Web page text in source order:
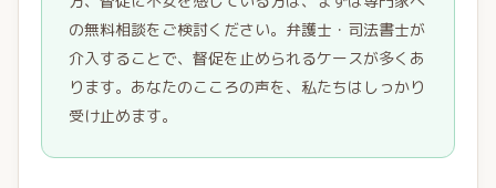
の無料相談をご検討ください。弁護士・司法書士が
介入することで、督促を止められるケースが多くあ
ります。あなたのこころの声を、私たちはしっかり
受け止めます。